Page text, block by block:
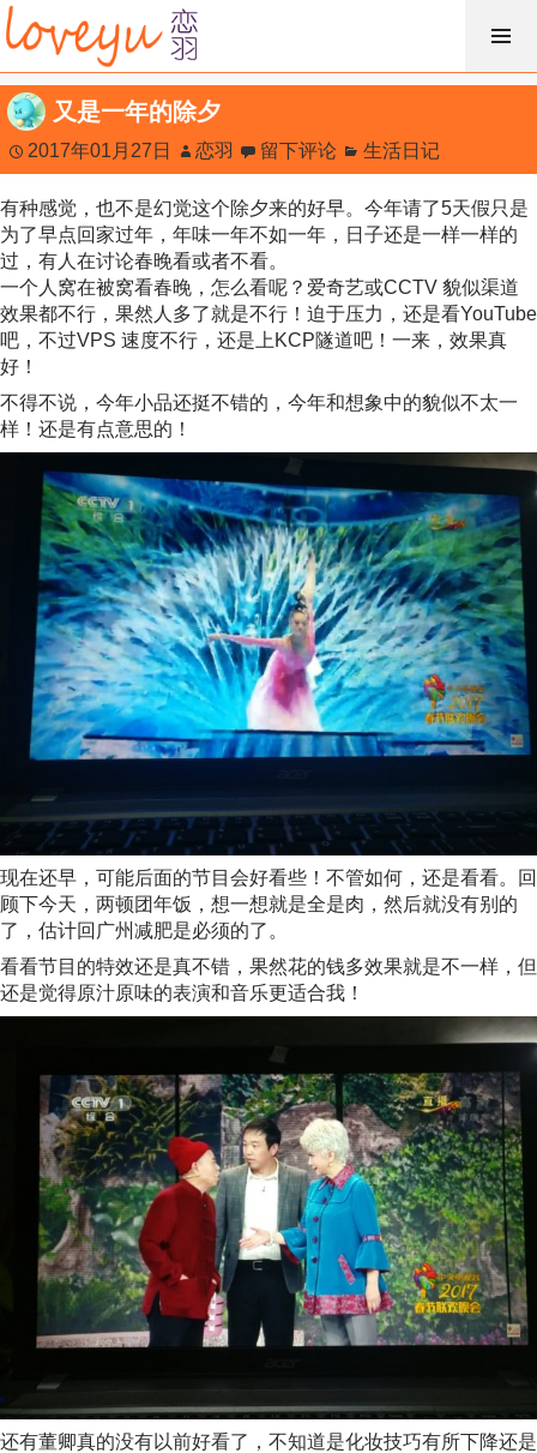
跳
过
内
容
又是一年的除夕
2017年01月27日 恋羽 留下评论 生活日记
有种感觉，也不是幻觉这个除夕来的好早。今年请了5天假只是
为了早点回家过年，年味一年不如一年，日子还是一样一样的
过，有人在讨论春晚看或者不看。
一个人窝在被窝看春晚，怎么看呢？爱奇艺或CCTV 貌似渠道
效果都不行，果然人多了就是不行！迫于压力，还是看YouTube
吧，不过VPS 速度不行，还是上KCP隧道吧！一来，效果真
好！
不得不说，今年小品还挺不错的，今年和想象中的貌似不太一
样！还是有点意思的！
现在还早，可能后面的节目会好看些！不管如何，还是看看。回
顾下今天，两顿团年饭，想一想就是全是肉，然后就没有别的
了，估计回广州减肥是必须的了。
看看节目的特效还是真不错，果然花的钱多效果就是不一样，但
还是觉得原汁原味的表演和音乐更适合我！
还有董卿真的没有以前好看了，不知道是化妆技巧有所下降还是